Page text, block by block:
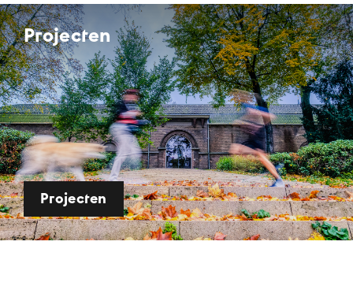
Projecten
Projecten